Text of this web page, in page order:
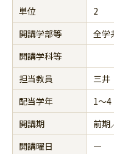
単位
2
開講学部等
全学
開講学科等
担当教員
三
配当学年
1～4
開講期
前期
開講曜日
―